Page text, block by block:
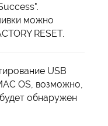
можно
RESET.
USB
OS, возможно,
обнаружен